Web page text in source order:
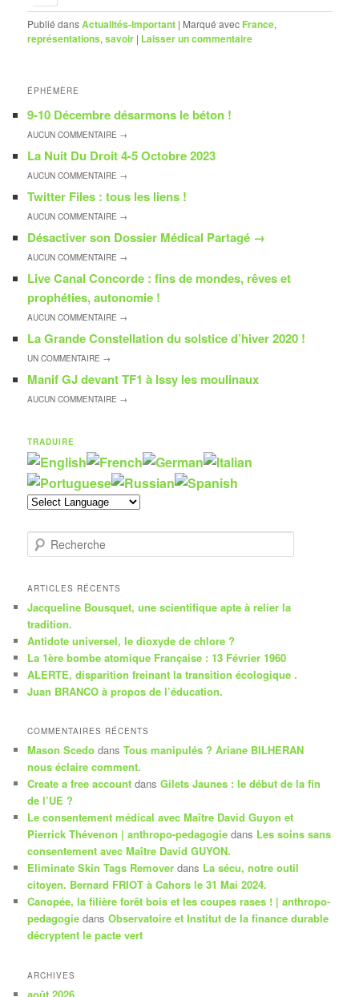
Publié dansActualités-Important | Marqué avec France,
représentations,savoir | Laisser un commentaire
ÉPHÉMÈRE
9-10 Décembre désarmons le béton !
AUCUNCOMMENTAIRE →
La Nuit Du Droit 4-5 Octobre 2023
AUCUNCOMMENTAIRE →
Twitter Files : tous les liens !
AUCUNCOMMENTAIRE →
Désactiver son Dossier Médical Partagé →
AUCUNCOMMENTAIRE →
Live Canal Concorde : fins de mondes, rêves et
prophéties, autonomie !
AUCUNCOMMENTAIRE →
La Grande Constellation du solstice d’hiver 2020 !
UNCOMMENTAIRE →
Manif GJ devant TF1 à Issy les moulinaux
AUCUNCOMMENTAIRE →
TRADUIRE
e
h
r
c
h
e
ARTICLES RÉCENTS
Jacqueline Bousquet, une scientifique apte à relier la
tradition.
Antidote universel, le dioxyde de chlore ?
La 1ère bombe atomique Française : 13 Février 1960
ALERTE, disparition freinant la transition écologique .
Juan BRANCO à propos de l’éducation.
COMMENTAIRES RÉCENTS
Mason Scedo dansTous manipulés ? Ariane BILHERAN
nous éclaire comment.
Create a free account dansGilets Jaunes : le début de la fin
de l’UE ?
Le consentement médical avec Maître David Guyon et
Pierrick Thévenon | anthropo-pedagogie dans Les soins sans
consentement avec Maître David GUYON.
Eliminate Skin Tags Remover dans La sécu, notre outil
citoyen. Bernard FRIOT à Cahors le 31 Mai 2024.
Canopée, la filière forêt bois et les coupes rases ! | anthropo-
pedagogie dansObservatoire et Institut de la finance durable
décryptent le pacte vert
ARCHIVES
août 2026